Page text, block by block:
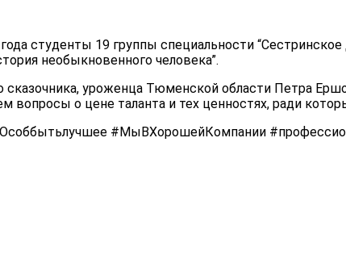
студенты 19 группы специальности
необыкновенного человека”.
уроженца Тюменской области Петра
о цене таланта и тех ценностях, ради
#МыВХорошейКомпании